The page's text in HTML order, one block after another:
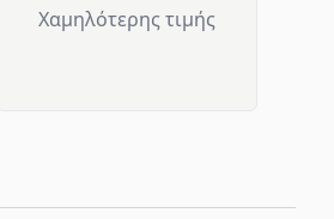
Χαμηλότερης τιμής